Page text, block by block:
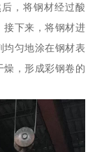
，将钢材经过酸
接下来，将钢材进
均匀地涂在钢材表
燥，形成彩钢卷的